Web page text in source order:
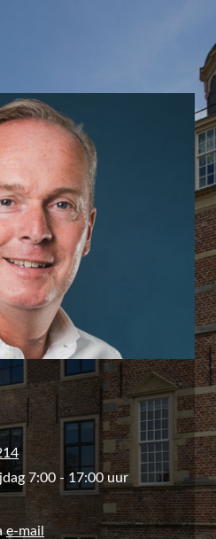
7:00 - 17:00 uur
e-mail